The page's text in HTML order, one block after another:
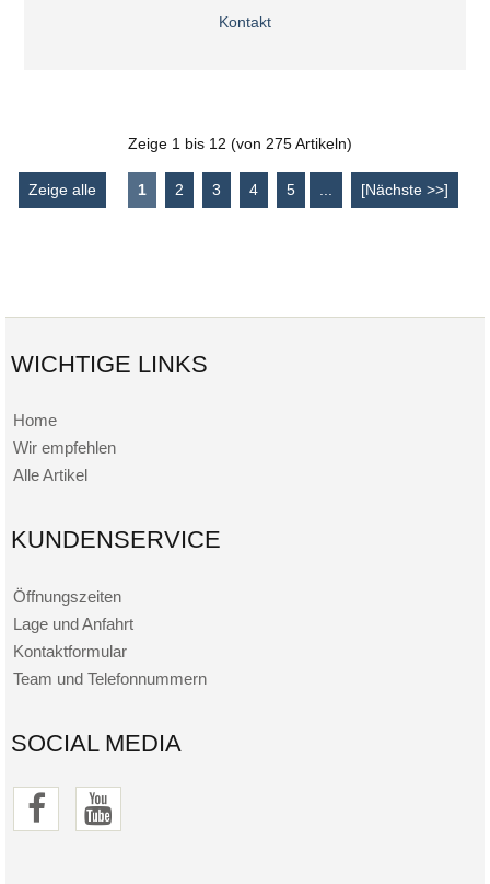
Kontakt
Zeige 1 bis 12 (von275 Artikeln)
Zeige alle 1 2 3 4 5 ... [Nächste >>]
WICHTIGE LINKS
Home
Wir empfehlen
Alle Artikel
KUNDENSERVICE
Öffnungszeiten
Lage und Anfahrt
Kontaktformular
Team und Telefonnummern
SOCIAL MEDIA